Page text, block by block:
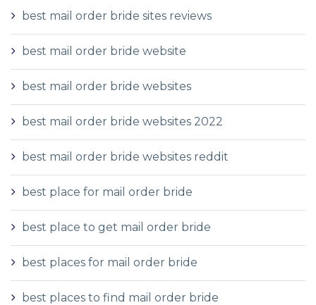
best mail order bride sites reviews
best mail order bride website
best mail order bride websites
best mail order bride websites 2022
best mail order bride websites reddit
best place for mail order bride
best place to get mail order bride
best places for mail order bride
best places to find mail order bride